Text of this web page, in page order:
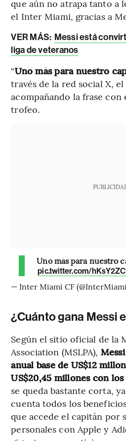
que aún no atrapa tanto a
el Inter Miami, gracias a
VER MÁS: Messi está
liga de veteranos
“Uno más para nuestro
través de la red social X,
acompañando la frase con
trofeo.
Uno más para nuestro
pic.twitter.com/
— Inter Miami CF
¿Cuánto gana Messi
Según el sitio oficial de la
Association (MSLPA),
anual base de US$12
US$20,45 millones con
se queda bastante corta,
cuenta todos los
que accede el capitán por
personales con Apple y